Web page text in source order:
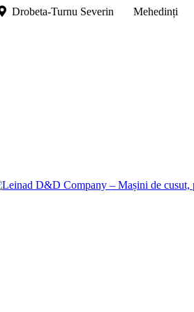
Drobeta-Turnu Severin Mehedinți